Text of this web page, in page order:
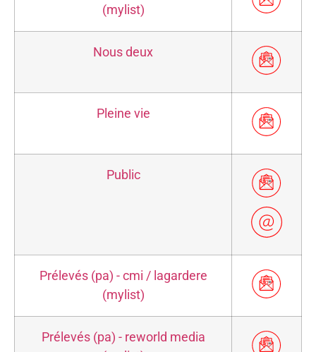
(mylist)
Nous deux
Pleine vie
Public
Prélevés (pa) - cmi / lagardere
(mylist)
Prélevés (pa) - reworld media